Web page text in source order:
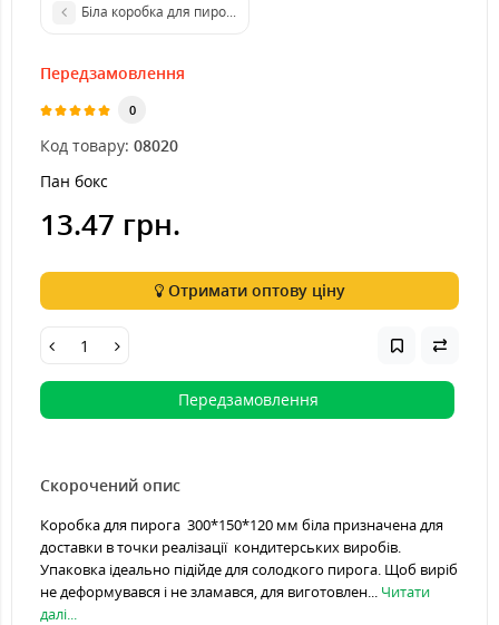
Біла коробка для пирога з ручкою 300*200*60 мм. GFR
Передзамовлення
0
Код товару: 08020
Пан бокс
13.47 грн.
Отримати оптову ціну
Передзамовлення
Скорочений опис
Коробка для пирога 300*150*120 мм біла призначена для
доставки в точки реалізації кондитерських виробів.
Упаковка ідеально підійде для солодкого пирога. Щоб виріб
не деформувався і не зламався, для виготовлен... Читати
далі...